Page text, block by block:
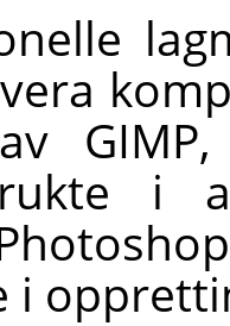
i
i